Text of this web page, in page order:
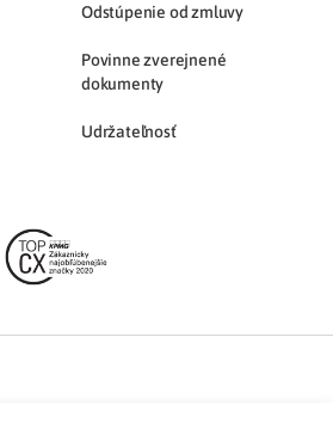
Odstúpenie od zmluvy
Povinne zverejnené
dokumenty
Udržateľnosť